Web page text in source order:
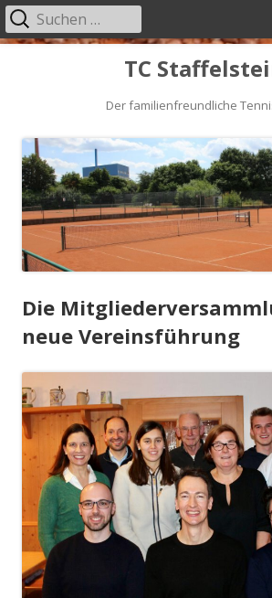
TC
Der familienfreundliche
Primäres
Suchen
nach:
Die
neue Vereinsführung